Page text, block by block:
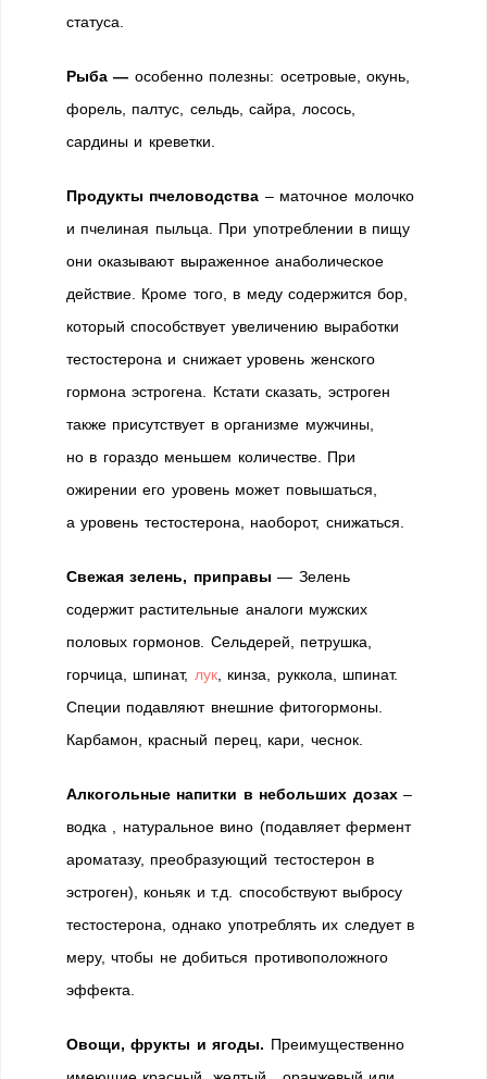
статуса.
Рыба — особенно полезны: осетровые, окунь,
форель, палтус, сельдь, сайра, лосось,
сардины и креветки.
Продукты пчеловодства – маточное молочко
и пчелиная пыльца. При употреблении в пищу
они оказывают выраженное анаболическое
действие. Кроме того, в меду содержится бор,
который способствует увеличению выработки
тестостерона и снижает уровень женского
гормона эстрогена. Кстати сказать, эстроген
также присутствует в организме мужчины,
но в гораздо меньшем количестве. При
ожирении его уровень может повышаться,
а уровень тестостерона, наоборот, снижаться.
Свежая зелень, приправы — Зелень
содержит растительные аналоги мужских
половых гормонов. Сельдерей, петрушка,
горчица, шпинат, лук, кинза, руккола, шпинат.
Специи подавляют внешние фитогормоны.
Карбамон, красный перец, кари, чеснок.
Алкогольные напитки в небольших дозах–
водка , натуральное вино (подавляет фермент
ароматазу, преобразующий тестостерон в
эстроген), коньяк и т.д. способствуют выбросу
тестостерона, однако употреблять их следует в
меру, чтобы не добиться противоположного
эффекта.
Овощи, фрукты и ягоды. Преимущественно